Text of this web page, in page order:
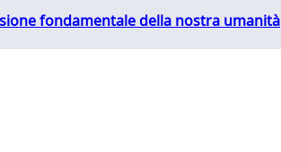
fondamentale della nostra umanità